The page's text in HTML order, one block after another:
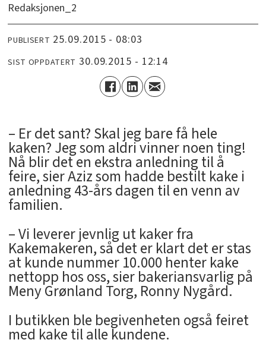
Redaksjonen_2
PUBLISERT 25.09.2015 - 08:03
SIST OPPDATERT 30.09.2015 - 12:14
– Er det sant? Skal jeg bare få hele
kaken? Jeg som aldri vinner noen ting!
Nå blir det en ekstra anledning til å
feire, sier Aziz som hadde bestilt kake i
anledning 43-års dagen til en venn av
familien.
– Vi leverer jevnlig ut kaker fra
Kakemakeren, så det er klart det er stas
at kunde nummer 10.000 henter kake
nettopp hos oss, sier bakeriansvarlig på
Meny Grønland Torg, Ronny Nygård.
I butikken ble begivenheten også feiret
med kake til alle kundene.